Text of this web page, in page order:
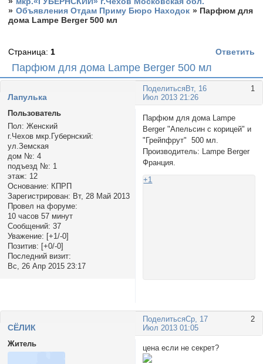
» Объявления Отдам Приму Бюро Находок » Парфюм для
дома Lampe Berger 500 мл
Парфюм для дома Lampe Berger 500 мл
Страница: 1 Ответить
Поделиться 1
Вт, 16
Июл 2013 21:26
Лапулька
Пользователь
Пол: Женский
г.Чехов мкр.Губернский:
ул.Земская
дом №: 4
подъезд №: 1
этаж: 12
Основание: КПРП
Зарегистрирован: Вт, 28 Май 2013
Провел на форуме:
10 часов 57 минут
Сообщений: 37
Уважение: [+1/-0]
Позитив: [+0/-0]
Последний визит:
Вс, 26 Апр 2015 23:17
Парфюм для дома Lampe
Berger "Апельсин с корицей" и
"Грейпфрут" 500 мл.
Производитель: Lampe Berger
Франция.
+1
Поделиться 2
Ср, 17
Июл 2013 01:05
СЁЛИК
Житель
цена если не секрет?